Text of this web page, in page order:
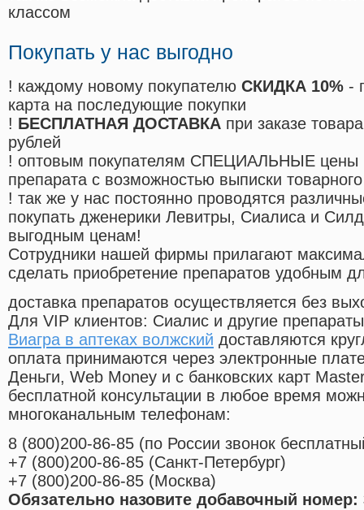
классом
Покупать у нас выгодно
! каждому новому покупателю СКИДКА 10% -
карта на последующие покупки
! БЕСПЛАТНАЯ ДОСТАВКА при заказе
рублей
! оптовым покупателям СПЕЦИАЛЬНЫЕ цены
препарата с возможностью выписки
! так же у нас постоянно проводятся
покупать дженерики Левитры, Сиалиса и
выгодным ценам!
Cотрудники нашей фирмы прилагают
сделать приобретение препаратов удобным
доставка препаратов осуществляется без
Для VIP клиентов: Сиалис и другие
Виагра в аптеках волжский доставляются
оплата принимаются через электронные
Деньги, Web Money и с банковских карт
бесплатной консультации в любое время
многоканальным телефонам:
8 (800)200-86-85 (по России звонок
+7 (800)200-86-85 (Санкт-Петербург)
+7 (800)200-86-85 (Москва)
Обязательно назовите добавочный номер: